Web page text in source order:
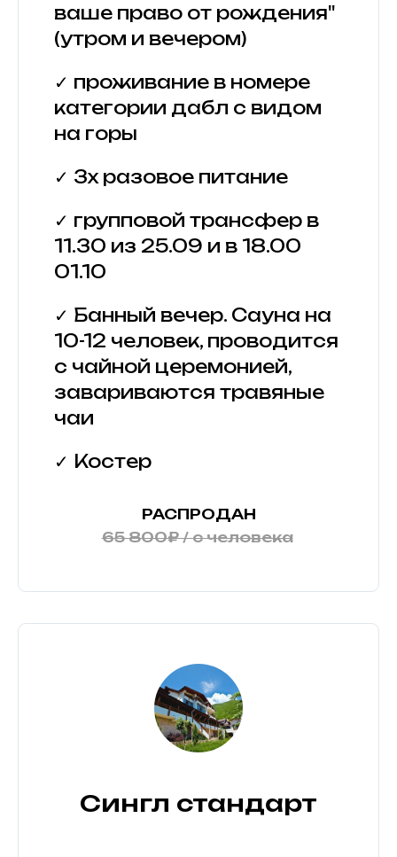
ваше право от рождения"
(утром и вечером)
✓ проживание в номере
категории дабл с видом
на горы
✓ 3х разовое питание
✓ групповой трансфер в
11.30 из 25.09 и в 18.00
01.10
✓ Банный вечер. Сауна на
10-12 человек, проводится
с чайной церемонией,
завариваются травяные
чаи
✓ Костер
РАСПРОДАН
65 800₽ / с человека
Сингл стандарт